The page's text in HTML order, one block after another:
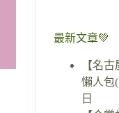
最新文章💚
【名
懶人包
日